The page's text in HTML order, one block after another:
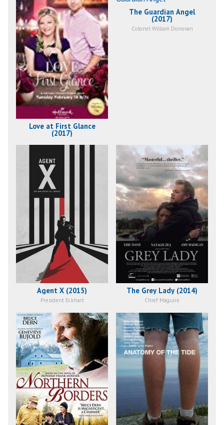
Love at First Glance
(2017)
The Guardian Angel
(2017)
Colonel William Donovan
Agent X (2015)
President Eckhart
The Grey Lady (2014)
Chief Maguire